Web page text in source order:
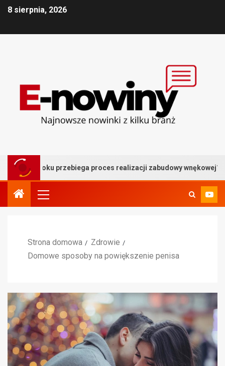
8 sierpnia, 2026
przebiega proces realizacji zabudowy wnękowej?
Strona domowa
Zdrowie
Domowe sposoby na powiększenie penisa